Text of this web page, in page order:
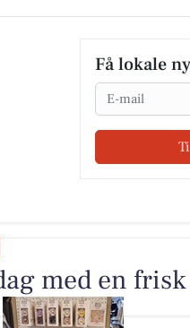
Få lokale
Email
med en